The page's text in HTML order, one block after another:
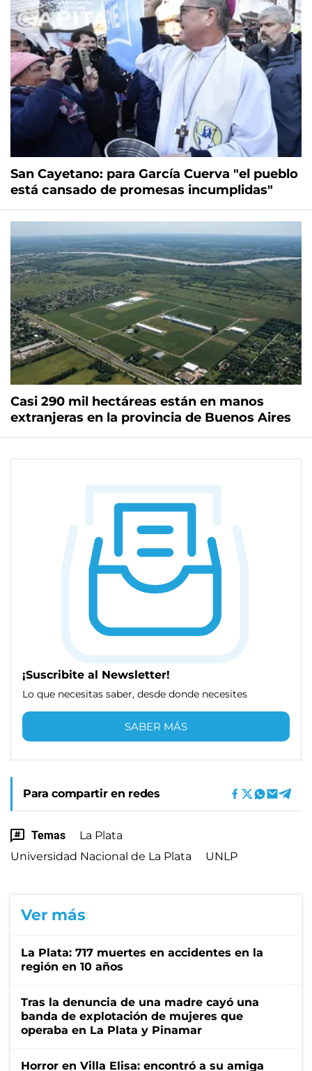
San Cayetano: para García Cuerva "el pueblo
está cansado de promesas incumplidas"
Casi 290 mil hectáreas están en manos
extranjeras en la provincia de Buenos Aires
¡Suscribite al Newsletter!
Lo que necesitas saber, desde donde necesites
SABER MÁS
Para compartir en redes
Temas
La Plata
Universidad Nacional de La Plata
UNLP
Ver más
La Plata: 717 muertes en accidentes en la
región en 10 años
Tras la denuncia de una madre cayó una
banda de explotación de mujeres que
operaba en La Plata y Pinamar
Horror en Villa Elisa: encontró a su amiga